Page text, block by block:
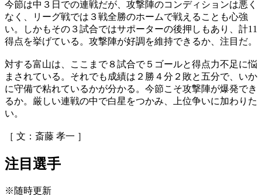
今節は中３日での連戦だが、攻撃陣のコンディションは悪く
なく、リーグ戦では３戦全勝のホームで戦えることも心強
い。しかもその３試合ではサポーターの後押しもあり、計11
得点を挙げている。攻撃陣が好調を維持できるか、注目だ。
対する富山は、ここまで８試合で５ゴールと得点力不足に悩
まされている。それでも成績は２勝４分２敗と五分で、いか
に守備で粘れているかが分かる。今節こそ攻撃陣が爆発でき
るか。厳しい連戦の中で白星をつかみ、上位争いに加わりた
い。
［ 文：斎藤 孝一 ］
注目選手
※随時更新